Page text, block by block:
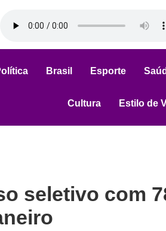
Brasil Esporte
Cultura Estilo de
seletivo com